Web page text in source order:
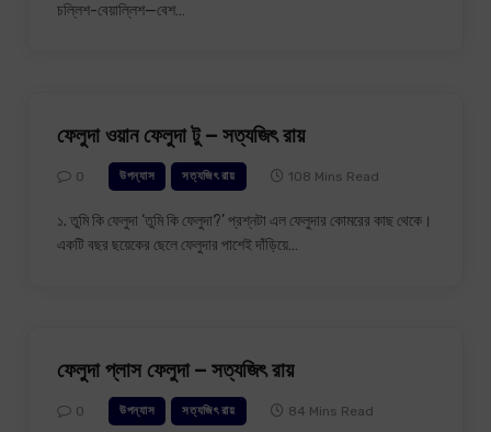
চল্লিশ-বেয়াল্লিশ—বেশ…
ফেলুদা ওয়ান ফেলুদা টু – সত্যজিৎ রায়
0 উপন্যাস সত্যজিৎ রায় 108 Mins Read
১. তুমি কি ফেলুদা ‘তুমি কি ফেলুদা?’ প্রশ্নটা এল ফেলুদার কোমরের কাছ থেকে।
একটি বছর ছয়েকের ছেলে ফেলুদার পাশেই দাঁড়িয়ে…
ফেলুদা প্লাস ফেলুদা – সত্যজিৎ রায়
0 উপন্যাস সত্যজিৎ রায় 84 Mins Read